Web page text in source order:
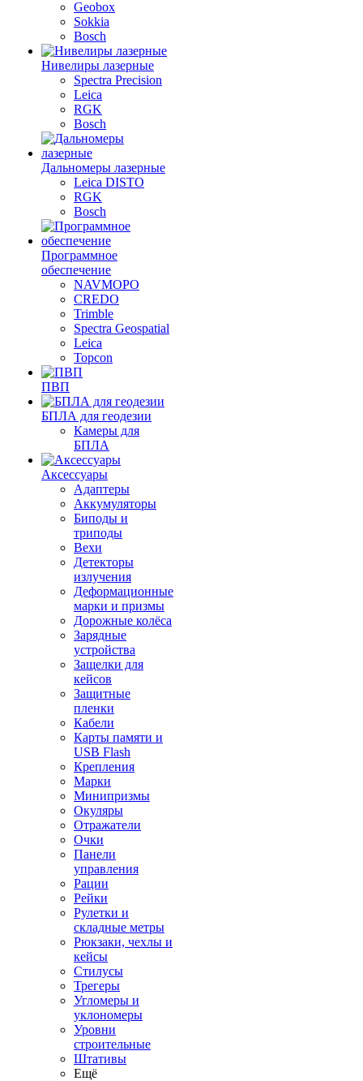
Geobox
Sokkia
Bosch
Нивелиры лазерные
Spectra Precision
Leica
RGK
Bosch
Дальномеры лазерные
Leica DISTO
RGK
Bosch
Программное
обеспечение
NAVMOPO
CREDO
Trimble
Spectra Geospatial
Leica
Topcon
ПВП
БПЛА для геодезии
Камеры для
БПЛА
Аксессуары
Адаптеры
Аккумуляторы
Биподы и
триподы
Вехи
Детекторы
излучения
Деформационные
марки и призмы
Дорожные колёса
Зарядные
устройства
Защелки для
кейсов
Защитные
пленки
Кабели
Карты памяти и
USB Flash
Крепления
Марки
Минипризмы
Окуляры
Отражатели
Очки
Панели
управления
Рации
Рейки
Рулетки и
складные метры
Рюкзаки, чехлы и
кейсы
Стилусы
Трегеры
Угломеры и
уклономеры
Уровни
строительные
Штативы
Ещё